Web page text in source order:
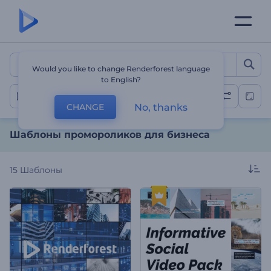
Шаблоны промороликов
Другие шаблоны промо
Шаблоны промороликов для бизнеса
15 Шаблоны
Would you like to change Renderforest language
to English?
CHANGE No, thanks